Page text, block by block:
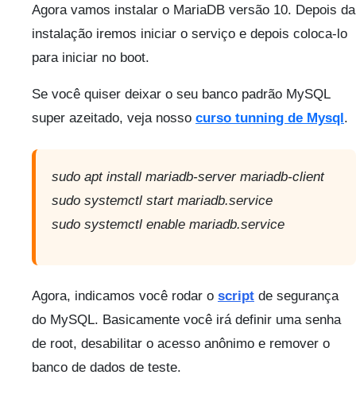
Agora vamos instalar o MariaDB versão 10. Depois da
instalação iremos iniciar o serviço e depois coloca-lo
para iniciar no boot.
Se você quiser deixar o seu banco padrão MySQL
super azeitado, veja nosso curso tunning de Mysql .
sudo apt install mariadb-server mariadb-client
sudo systemctl start mariadb.service
sudo systemctl enable mariadb.service
Agora, indicamos você rodar o script de segurança
do MySQL. Basicamente você irá definir uma senha
de root, desabilitar o acesso anônimo e remover o
banco de dados de teste.